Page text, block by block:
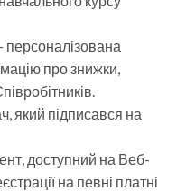
персоналізована
про знижки,
який підписався на
доступний на Веб-
на певні платні